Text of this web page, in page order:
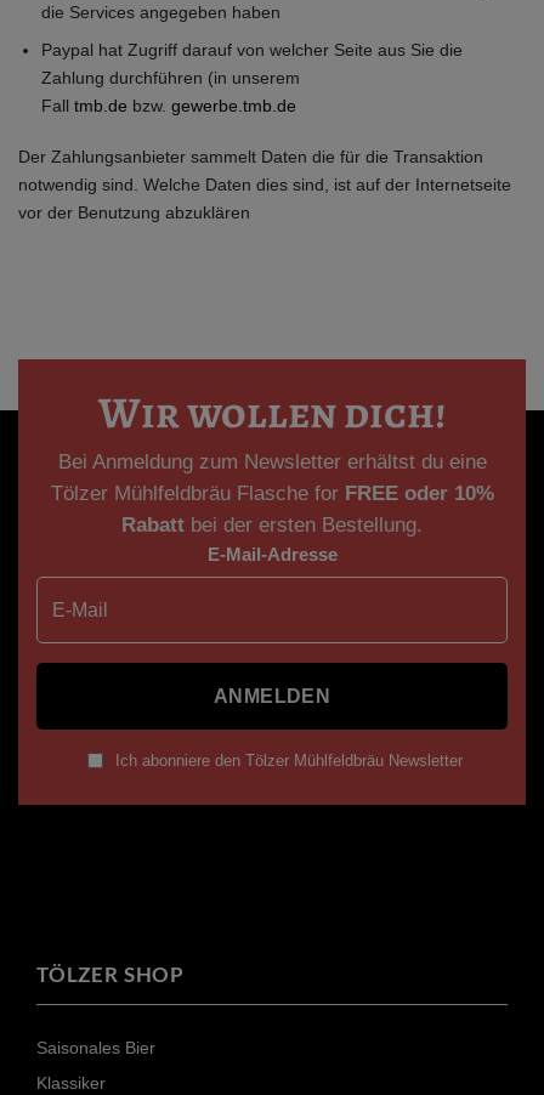
die Services angegeben haben
Paypal hat Zugriff darauf von welcher Seite aus Sie die
Zahlung durchführen (in unserem
Fall tmb.de bzw. gewerbe.tmb.de
Der Zahlungsanbieter sammelt Daten die für die Transaktion
notwendig sind. Welche Daten dies sind, ist auf der Internetseite
vor der Benutzung abzuklären
Wir wollen dich!
Bei Anmeldung zum Newsletter erhältst du eine
Tölzer Mühlfeldbräu Flasche for FREE oder 10%
Rabatt bei der ersten Bestellung.
E-Mail-Adresse
ANMELDEN
Ich abonniere den Tölzer Mühlfeldbräu Newsletter
TÖLZER SHOP
Saisonales Bier
Klassiker